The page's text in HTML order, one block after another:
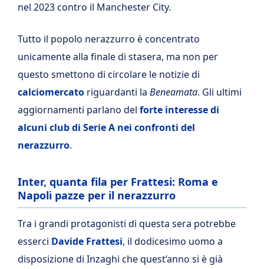
nel 2023 contro il Manchester City.
Tutto il popolo nerazzurro è concentrato
unicamente alla finale di stasera, ma non per
questo smettono di circolare le notizie di
calciomercato riguardanti la Beneamata. Gli ultimi
aggiornamenti parlano del forte interesse di
alcuni club di Serie A nei confronti del
nerazzurro.
Inter, quanta fila per Frattesi: Roma e
Napoli pazze per il nerazzurro
Tra i grandi protagonisti di questa sera potrebbe
esserci Davide Frattesi, il dodicesimo uomo a
disposizione di Inzaghi che quest’anno si è già